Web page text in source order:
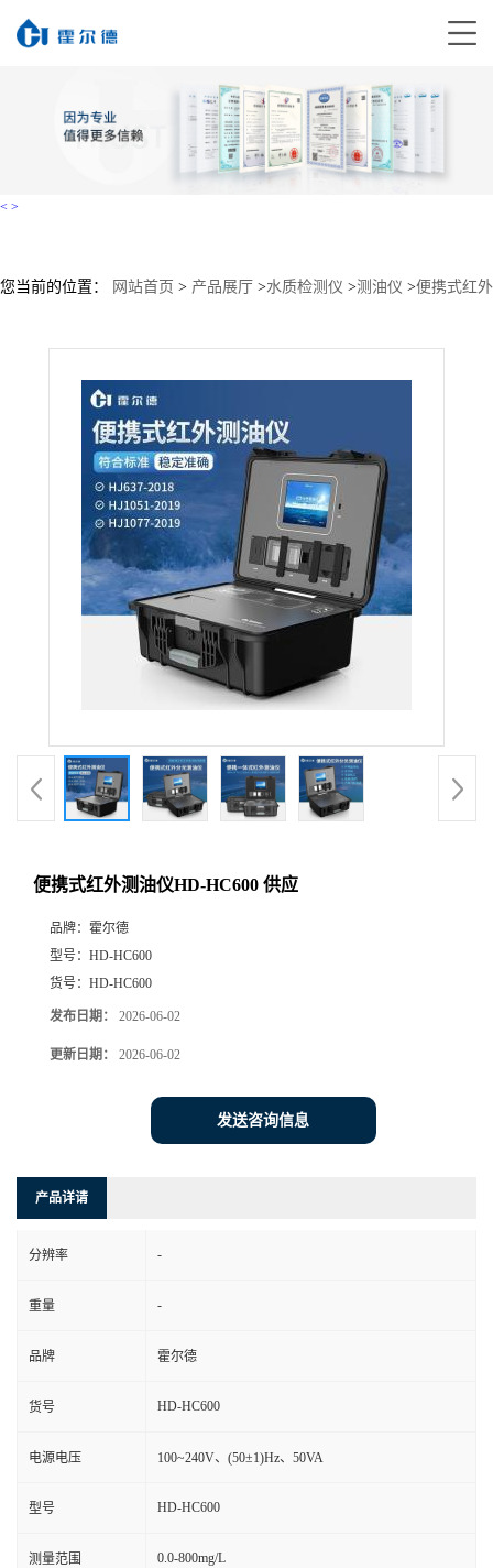
< >
您当前的位置： 网站首页 > 产品展厅 >水质检测仪 >测油仪 >便携式红外
便携式红外测油仪HD-HC600 供应
品牌： 霍尔德
型号： HD-HC600
货号： HD-HC600
发布日期： 2026-06-02
更新日期： 2026-06-02
发送咨询信息
产品详请
分辨率 -
重量 -
品牌 霍尔德
货号 HD-HC600
电源电压 100~240V、(50±1)Hz、50VA
型号 HD-HC600
测量范围 0.0-800mg/L